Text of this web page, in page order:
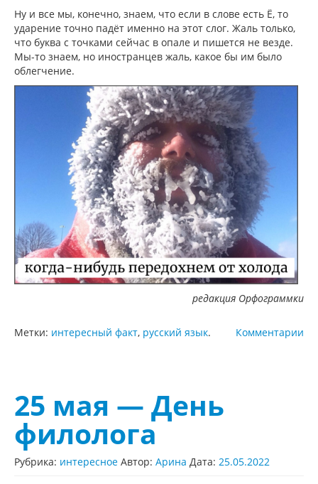
Ну и все мы, конечно, знаем, что если в слове есть Ё, то
ударение точно падёт именно на этот слог. Жаль только,
что буква с точками сейчас в опале и пишется не везде.
Мы-то знаем, но иностранцев жаль, какое бы им было
облегчение.
редакция Орфограммки
Комментарии
Метки: интересный факт, русский язык.
25 мая — День
филолога
Рубрика: интересное Автор: Арина Дата: 25.05.2022